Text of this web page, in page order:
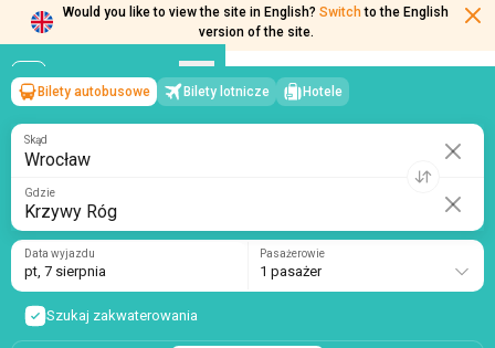
Would you like to view the site in English? Switch to the English
version of the site.
Wrocław→Krzywy Róg
pt, 7 sierpnia/1 pasażer
Bilety autobusowe Bilety lotnicze Hotele
Skąd
Gdzie
Data wyjazdu
pt, 7 sierpnia
Pasażerowie
1 pasażer
Szukaj zakwaterowania